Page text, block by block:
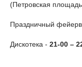
(Петровская
Праздничный
Дискотека - 21-00 –